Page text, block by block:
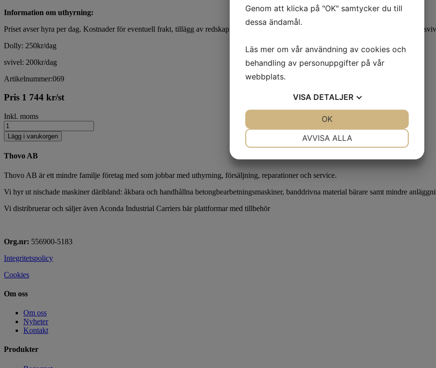
Information om uthyrning:
Priset avser hyra per dag. Kostnader för eventuell frakt, tillägg av redskap och rengörning tillkommer. Tillbehör Dolly (extra hjulpar) och
Dolly: 250kr/dag
svivel: 200kr/dag
Artikelnummer:069
Pris 1 744 kr/st
Inkl. moms
Lägg i varukorgen
Thovo AB
Thovo AB är ett mindre familje företag med som jobbar med uthyrning, försäljning, reparationer och service.
Vi hyr ut nischade maskiner däribland: åkbara och handhållna betongbearbetningsmaskiner, banddrivna material bärare samt mindre
Vi distribruerar och säljer även Aconda Industrial Carriers bär plattformar med tillbehör
Org.nr: 556900-5183
Integritetspolicy
Cookies
Om oss
Om oss
Nyheter
Kontakt
Produkter
Genom att klicka på "OK" samtycker du till
dessa ändamål.
Läs mer om vår användning av cookies och
behandling av personuppgifter på vår
webbplats.
VISA DETALJER
AVVISA ALLA
OK